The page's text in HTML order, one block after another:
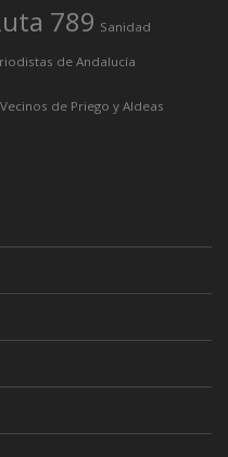
789 Sanidad
de Andalucía
Vecinos de Priego y Aldeas